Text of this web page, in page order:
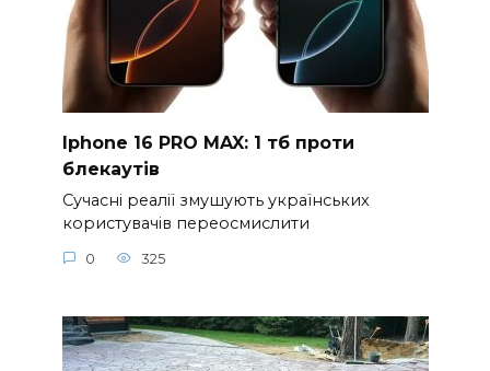
Iphone 16 PRO MAX: 1 тб проти
блекаутів
Сучасні реалії змушують українських
користувачів переосмислити
0 325